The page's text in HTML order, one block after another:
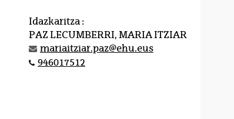
Idazkaritza :
PAZ LECUMBERRI, MARIA ITZIAR
mariaitziar.paz@ehu.eus
946017512